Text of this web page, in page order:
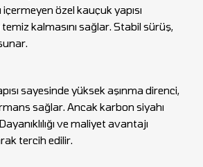
özel kauçuk yapısı
kalmasını sağlar. Stabil sürüş,
sayesinde yüksek aşınma direnci,
sağlar. Ancak karbon siyahı
ve maliyet avantajı
tercih edilir.